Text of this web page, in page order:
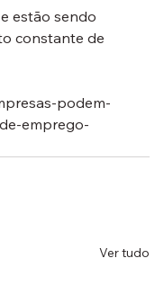
estão sendo
constante de
podem-
emprego-
Ver tudo